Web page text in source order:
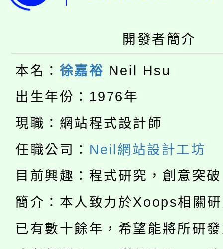
桃園市低收入戶享有免
視費優惠，中低收入戶
半價優惠，詳情可洽有
者。
大園自造教育及科技
份教師增能研習
大溪自造教育及科技中
份教師研習
淨零綠生活教案入校路
會
程
「本色祭」8/29、30
8/21下午1時於龍潭區
徵才活動。
YOUNG桃局內行報名
局官網。
8月14至27日，桃園電
開!
115年桃園市運動會8/
開發者簡介
本名： 徐嘉裕 Neil Hsu
出生年份：1976年
現職：網站程式設計師
任職公司： Neil網站設計工坊
目前興趣：程式研究，創意突
簡介：本人致力於Xoops相關
已有數十餘年，希望能將所研